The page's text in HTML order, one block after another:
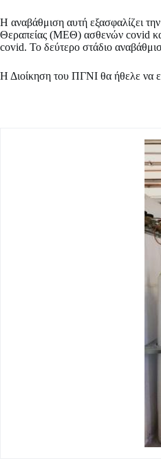
Η αναβάθμιση αυτή εξασφαλίζει
Θεραπείας (ΜΕΘ) ασθενών covid και
covid. Το δεύτερο στάδιο
Η Διοίκηση του ΠΓΝΙ θα ήθελε να